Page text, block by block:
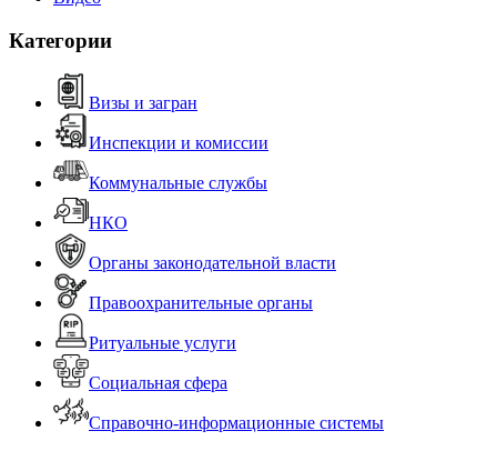
Категории
Визы и загран
Инспекции и комиссии
Коммунальные службы
НКО
Органы законодательной власти
Правоохранительные органы
Ритуальные услуги
Социальная сфера
Справочно-информационные системы